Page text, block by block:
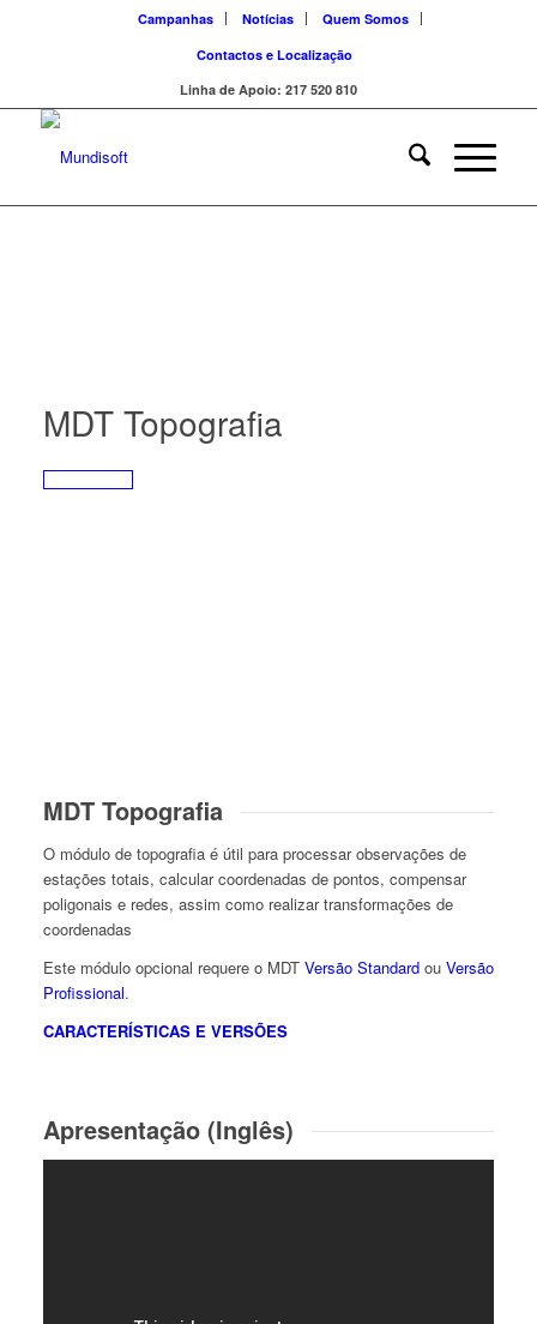
Campanhas Notícias
Quem Somos
Contactos e Localização
Linha de Apoio: 217 520 810
MDT Topografia
MDT Topografia
O módulo de topografia é útil para processar observações de
estações totais, calcular coordenadas de pontos, compensar
poligonais e redes, assim como realizar transformações de
coordenadas
Este módulo opcional requere o MDT Versão Standardou Versão
Profissional.
CARACTERÍSTICAS E VERSÕES
Apresentação (Inglês)